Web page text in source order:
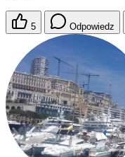
5 Odpowiedz